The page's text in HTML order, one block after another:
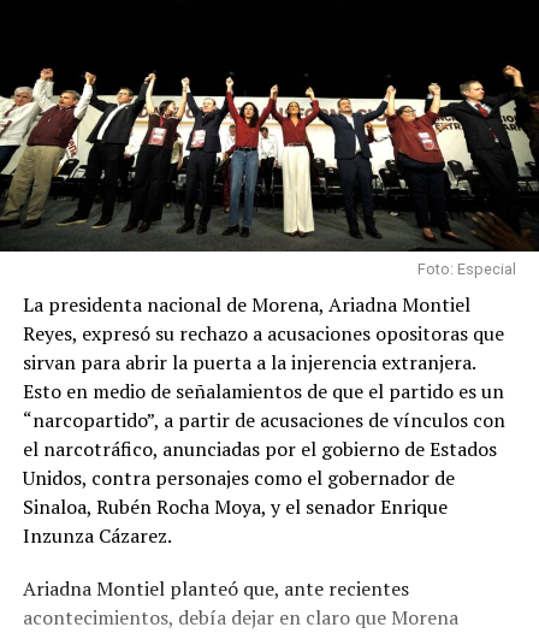
Foto: Especial
La presidenta nacional de Morena, Ariadna Montiel
Reyes, expresó su rechazo a acusaciones opositoras que
sirvan para abrir la puerta a la injerencia extranjera.
Esto en medio de señalamientos de que el partido es un
“narcopartido”, a partir de acusaciones de vínculos con
el narcotráfico, anunciadas por el gobierno de Estados
Unidos, contra personajes como el gobernador de
Sinaloa, Rubén Rocha Moya, y el senador Enrique
Inzunza Cázarez.
Ariadna Montiel planteó que, ante recientes
acontecimientos, debía dejar en claro que Morena